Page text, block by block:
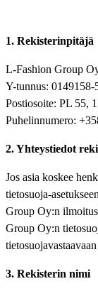
1. Rekisterinpitäjä
L-Fashion Group
Y-tunnus: 0149158-
Postiosoite: PL 55,
Puhelinnumero:
2. Yhteystiedot
Jos asia koskee
tietosuoja-
Group Oy:n
Group Oy:n
3. Rekisterin nimi